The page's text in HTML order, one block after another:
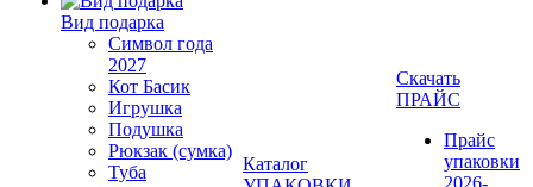
Вид подарка
Символ года
2027
Кот Басик
Игрушка
Подушка
Рюкзак (сумка)
Туба
Каталог
Скачать
ПРАЙС
Прайс
упаковки
2026-